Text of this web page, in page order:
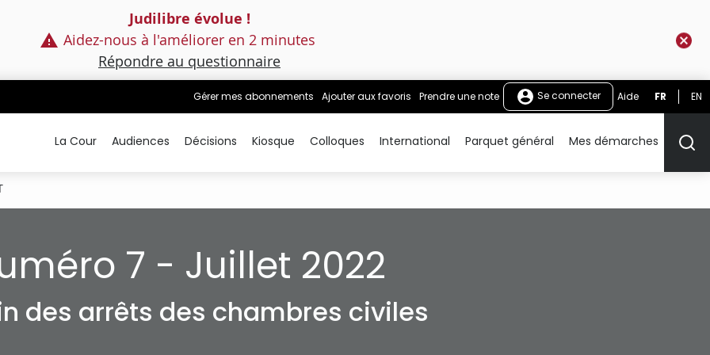
Judilibre évolue !
Aidez-nous à l'améliorer en 2 minutes
Répondre au questionnaire
Gérer mes abonnements Ajouter aux favoris Prendre une note Se connecter Aide FR EN
La Cour Audiences Décisions Kiosque Colloques International Parquet général Mes démarches
7 - Juillet 2022
des arrêts des chambres civiles